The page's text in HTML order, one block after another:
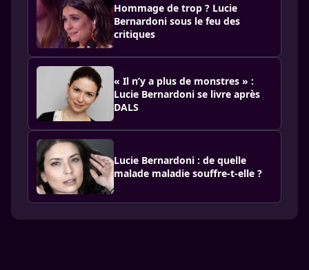
Hommage de trop ? Lucie
Bernardoni sous le feu des
critiques
« Il n’y a plus de monstres » :
Lucie Bernardoni se livre après
DALS
Lucie Bernardoni : de quelle
malade maladie souffre-t-elle ?